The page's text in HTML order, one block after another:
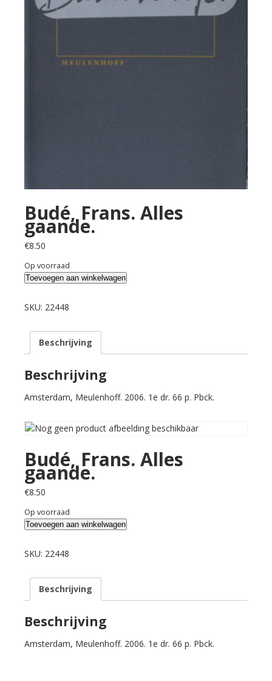
Budé, Frans. Alles
gaande.
€8.50
Op voorraad
Budé,
Alles
aantal
Toevoegen aan winkelwagen
SKU: 22448
Beschrijving
Beschrijving
Amsterdam, Meulenhoff. 2006. 1e dr. 66 p. Pbck.
Budé, Frans. Alles
gaande.
€8.50
Op voorraad
Budé,
Alles
aantal
Toevoegen aan winkelwagen
SKU: 22448
Beschrijving
Beschrijving
Amsterdam, Meulenhoff. 2006. 1e dr. 66 p. Pbck.